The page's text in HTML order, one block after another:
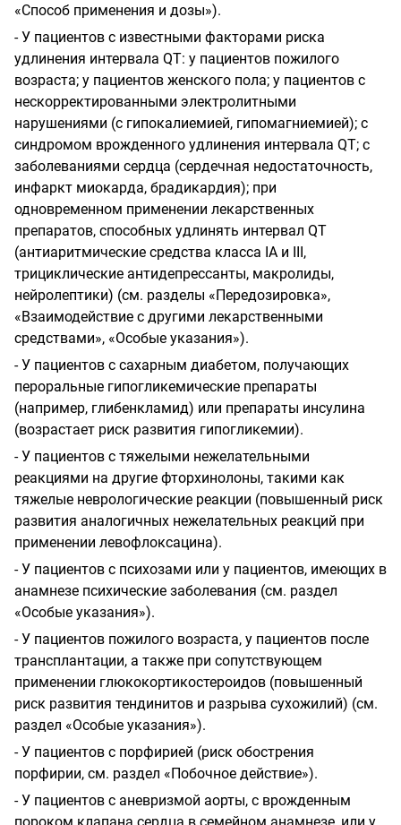
«Способ применения и дозы»).
- У пациентов с известными факторами риска
удлинения интервала QT: у пациентов пожилого
возраста; у пациентов женского пола; у пациентов с
нескорректированными электролитными
нарушениями (с гипокалиемией, гипомагниемией); с
синдромом врожденного удлинения интервала QT; с
заболеваниями сердца (сердечная недостаточность,
инфаркт миокарда, брадикардия); при
одновременном применении лекарственных
препаратов, способных удлинять интервал QT
(антиаритмические средства класса IA и III,
трициклические антидепрессанты, макролиды,
нейролептики) (см. разделы «Передозировка»,
«Взаимодействие с другими лекарственными
средствами», «Особые указания»).
- У пациентов с сахарным диабетом, получающих
пероральные гипогликемические препараты
(например, глибенкламид) или препараты инсулина
(возрастает риск развития гипогликемии).
- У пациентов с тяжелыми нежелательными
реакциями на другие фторхинолоны, такими как
тяжелые неврологические реакции (повышенный риск
развития аналогичных нежелательных реакций при
применении левофлоксацина).
- У пациентов с психозами или у пациентов, имеющих в
анамнезе психические заболевания (см. раздел
«Особые указания»).
- У пациентов пожилого возраста, у пациентов после
трансплантации, а также при сопутствующем
применении глюкокортикостероидов (повышенный
риск развития тендинитов и разрыва сухожилий) (см.
раздел «Особые указания»).
- У пациентов с порфирией (риск обострения
порфирии, см. раздел «Побочное действие»).
- У пациентов с аневризмой аорты, с врожденным